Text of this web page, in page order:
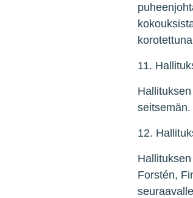
11.
seitsemän.
12.
Forstén,